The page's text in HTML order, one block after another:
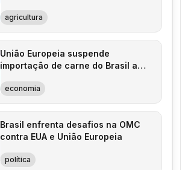
agricultura
União Europeia suspende
importação de carne do Brasil a
economia
Brasil enfrenta desafios na OMC
contra EUA e União Europeia
política